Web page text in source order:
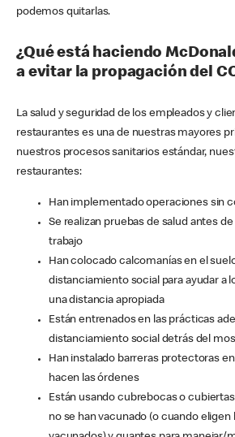
podemos quitarlas.
¿Qué está haciendo
a evitar la propagación del
La salud y seguridad de los empleados y
restaurantes es una de nuestras mayores
nuestros procesos sanitarios estándar,
restaurantes:
Han implementado operaciones sin
Se realizan pruebas de salud antes
trabajo
Han colocado calcomanías en el
distanciamiento social para ayudar a
una distancia apropiada
Están entrenados en las prácticas
distanciamiento social detrás del
Han instalado barreras protectoras
hacen las órdenes
Están usando cubrebocas o
no se han vacunado (o cuando